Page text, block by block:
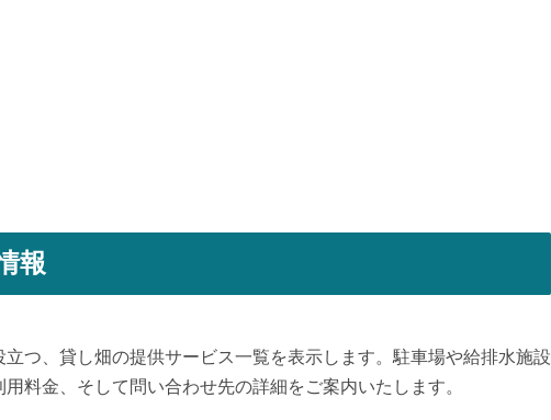
報
つ、貸し畑の提供サービス一覧を表示します。駐車場や給排水施設
料金、そして問い合わせ先の詳細をご案内いたします。